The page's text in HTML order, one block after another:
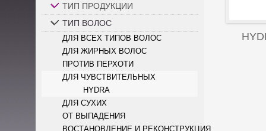
ТИП ПРОДУКЦИИ
ТИП ВОЛОС
ДЛЯ ВСЕХ ТИПОВ ВОЛОС
ДЛЯ ЖИРНЫХ ВОЛОС
ПРОТИВ ПЕРХОТИ
ДЛЯ ЧУВСТВИТЕЛЬНЫХ
HYDRA
ДЛЯ СУХИХ
ОТ ВЫПАДЕНИЯ
ВОСТАНОВЛЕНИЕ И РЕКОНСТРУКЦИЯ